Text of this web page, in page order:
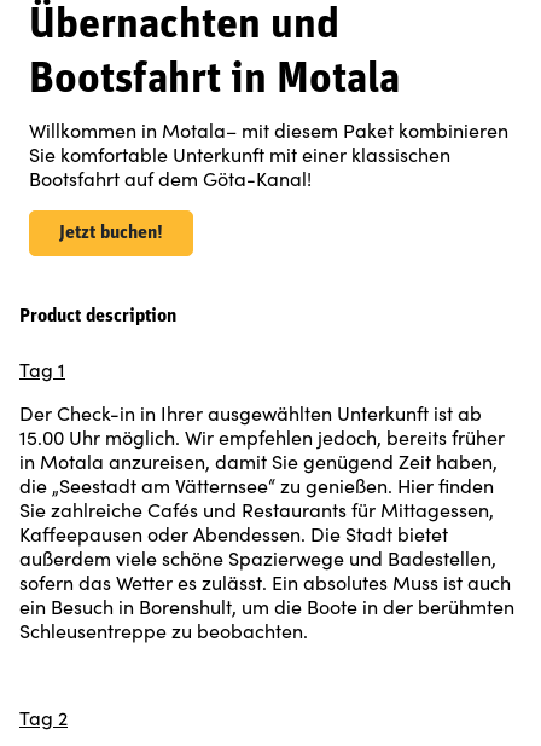
Übernachten und
Bootsfahrt in Motala
Willkommen in Motala– mit diesem Paket kombinieren
Sie komfortable Unterkunft mit einer klassischen
Bootsfahrt auf dem Göta-Kanal!
Jetzt buchen!
Product description
Tag 1
Der Check-in in Ihrer ausgewählten Unterkunft ist ab
15.00 Uhr möglich. Wir empfehlen jedoch, bereits früher
in Motala anzureisen, damit Sie genügend Zeit haben,
die „Seestadt am Vätternsee“ zu genießen. Hier finden
Sie zahlreiche Cafés und Restaurants für Mittagessen,
Kaffeepausen oder Abendessen. Die Stadt bietet
außerdem viele schöne Spazierwege und Badestellen,
sofern das Wetter es zulässt. Ein absolutes Muss ist auch
ein Besuch in Borenshult, um die Boote in der berühmten
Schleusentreppe zu beobachten.
Tag 2